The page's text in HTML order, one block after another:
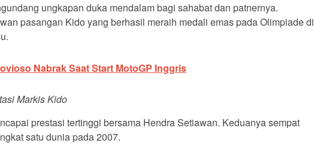
ungkapan duka mendalam bagi sahabat dan patnernya.
pasangan Kido yang berhasil meraih medali emas pada Olimpiade di
Nabrak Saat Start MotoGP Inggris
Markis Kido
prestasi tertinggi bersama Hendra Setiawan. Keduanya sempat
satu dunia pada 2007.